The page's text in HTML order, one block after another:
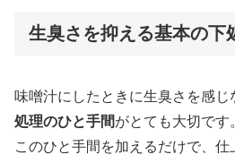
生臭さを抑える基本の下
味噌汁にしたときに生臭さを感じ
処理のひと手間がとても大切です
このひと手間を加えるだけで、